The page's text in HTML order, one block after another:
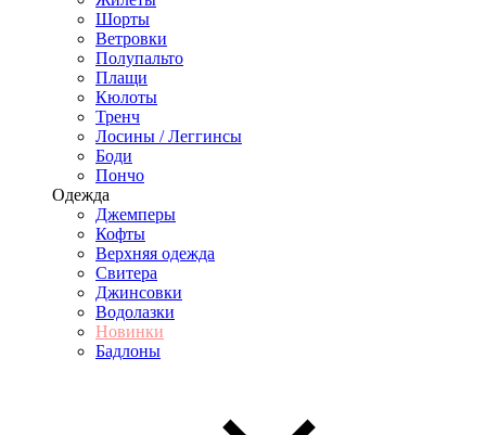
Шорты
Ветровки
Полупальто
Плащи
Кюлоты
Тренч
Лосины / Леггинсы
Боди
Пончо
Одежда
Джемперы
Кофты
Верхняя одежда
Свитера
Джинсовки
Водолазки
Новинки
Бадлоны